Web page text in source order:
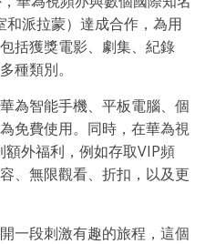
和派拉蒙）達成合作，為用
括獲獎電影、劇集、紀錄
種類別。
為智能手機、平板電腦、個
免費使用。同時，在華為視
外福利，例如存取VIP頻
、無限觀看、折扣，以及更
一段刺激有趣的旅程，這個